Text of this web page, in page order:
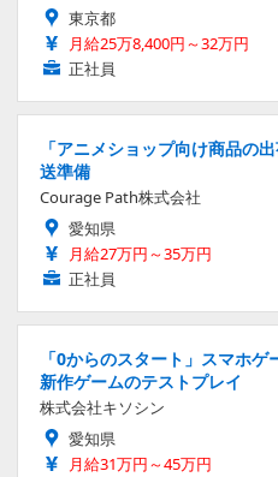
東京都
月給25万8,400円～32万円
正社員
「アニメショップ向け商品の
送準備
Courage Path株式会社
愛知県
月給27万円～35万円
正社員
「0からのスタート」スマホ
新作ゲームのテストプレイ
株式会社キソシン
愛知県
月給31万円～45万円